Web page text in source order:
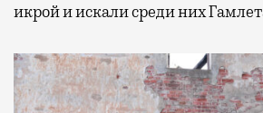
икрой и искали среди них